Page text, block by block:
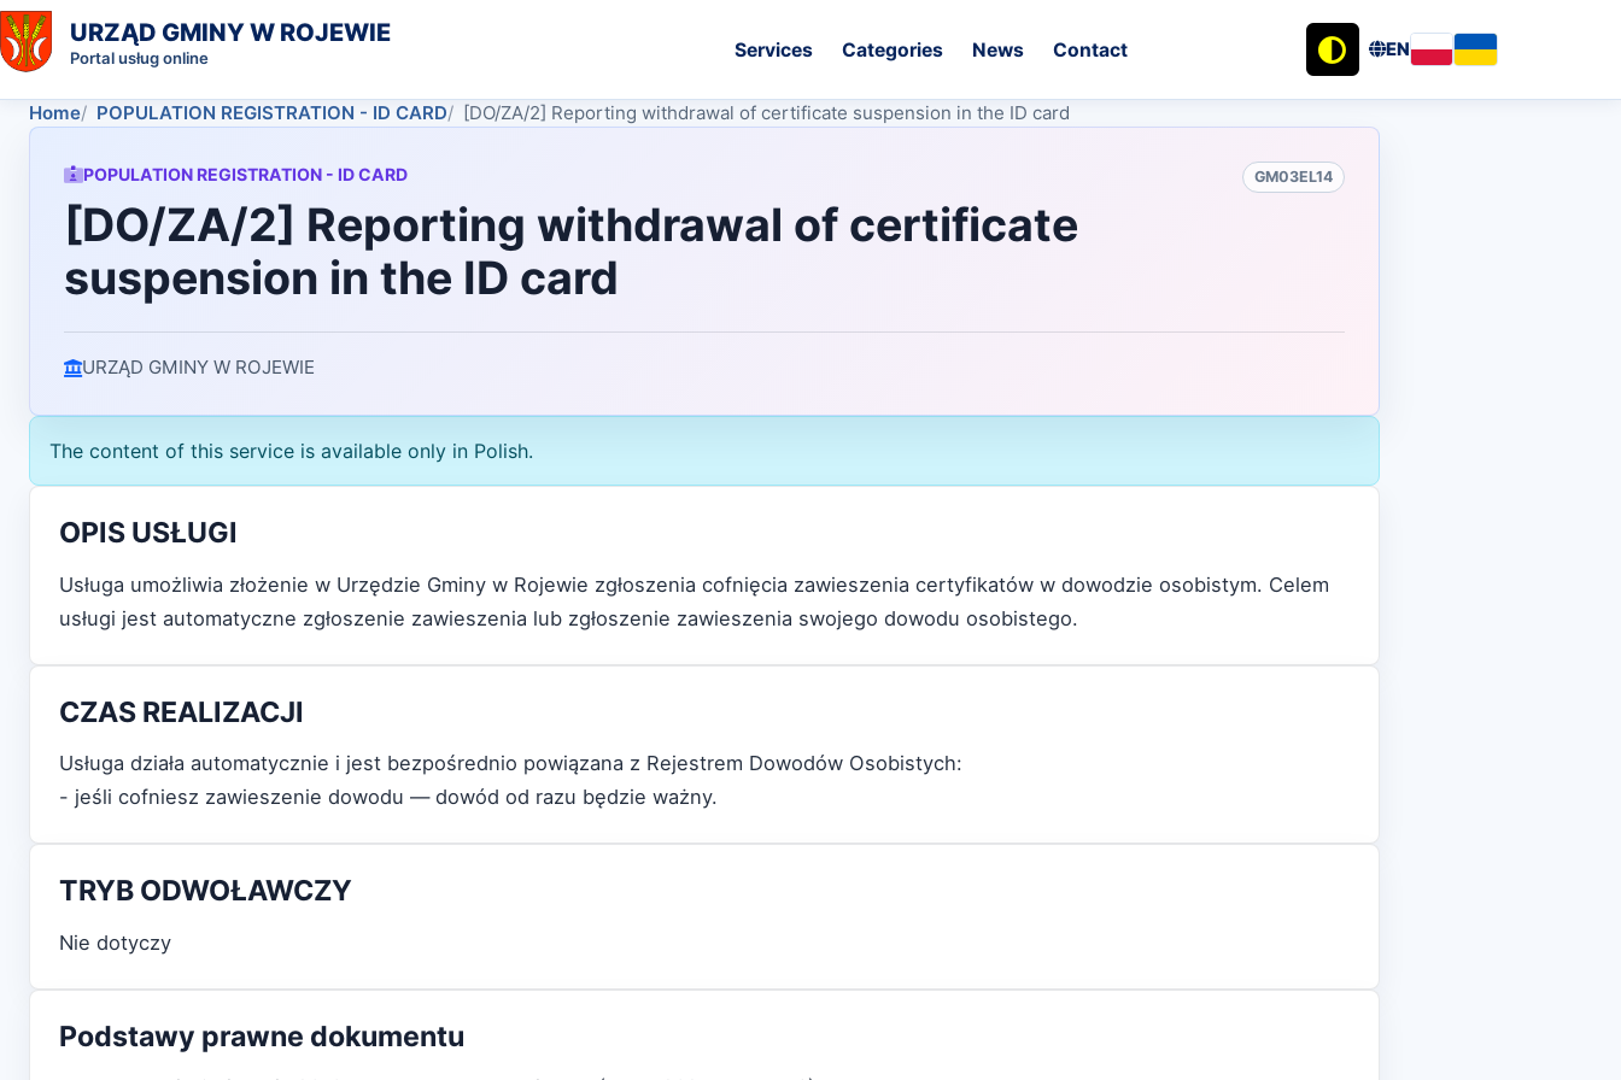
URZĄD GMINY W ROJEWIE
Portal usług online Services Categories News Contact EN
Home POPULATION REGISTRATION - ID CARD [DO/ZA/2] Reporting withdrawal of certificate suspension in the ID card
POPULATION REGISTRATION - ID CARD GM03EL14
[DO/ZA/2] Reporting withdrawal of certificate
suspension in the ID card
URZĄD GMINY W ROJEWIE
The content of this service is available only in Polish.
OPIS USŁUGI
Usługa umożliwia złożenie w Urzędzie Gminy w Rojewie zgłoszenia cofnięcia zawieszenia certyfikatów w dowodzie osobistym. Celem
usługi jest automatyczne zgłoszenie zawieszenia lub zgłoszenie zawieszenia swojego dowodu osobistego.
CZAS REALIZACJI
Usługa działa automatycznie i jest bezpośrednio powiązana z Rejestrem Dowodów Osobistych:
- jeśli cofniesz zawieszenie dowodu — dowód od razu będzie ważny.
TRYB ODWOŁAWCZY
Nie dotyczy
Podstawy prawne dokumentu